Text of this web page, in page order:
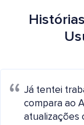
Já tentei
compara ao
atualizações